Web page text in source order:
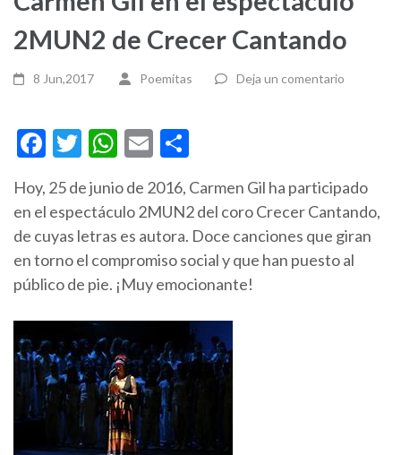
2MUN2 de Crecer Cantando
8 Jun,2017 Poemitas Deja un comentario
Facebook
Twitter
WhatsApp
Email
Hoy, 25 de junio de 2016, Carmen Gil ha participado
en el espectáculo 2MUN2 del coro Crecer Cantando,
de cuyas letras es autora. Doce canciones que giran
en torno el compromiso social y que han puesto al
público de pie. ¡Muy emocionante!